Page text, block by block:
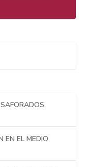
EN EL MEDIO